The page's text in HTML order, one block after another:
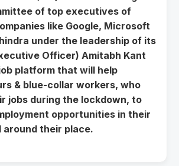
of top executives of
like Google, Microsoft
under the leadership of its
Officer) Amitabh Kant
platform that will help
& blue-collar workers, who
jobs during the lockdown, to
opportunities in their
around their place.